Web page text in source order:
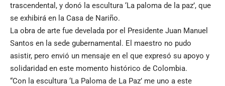
trascendental, y donó la escultura ‘La paloma de la paz’, que
se exhibirá en la Casa de Nariño.
La obra de arte fue develada por el Presidente Juan Manuel
Santos en la sede gubernamental. El maestro no pudo
asistir, pero envió un mensaje en el que expresó su apoyo y
solidaridad en este momento histórico de Colombia.
“Con la escultura ‘La Paloma de La Paz’ me uno a este